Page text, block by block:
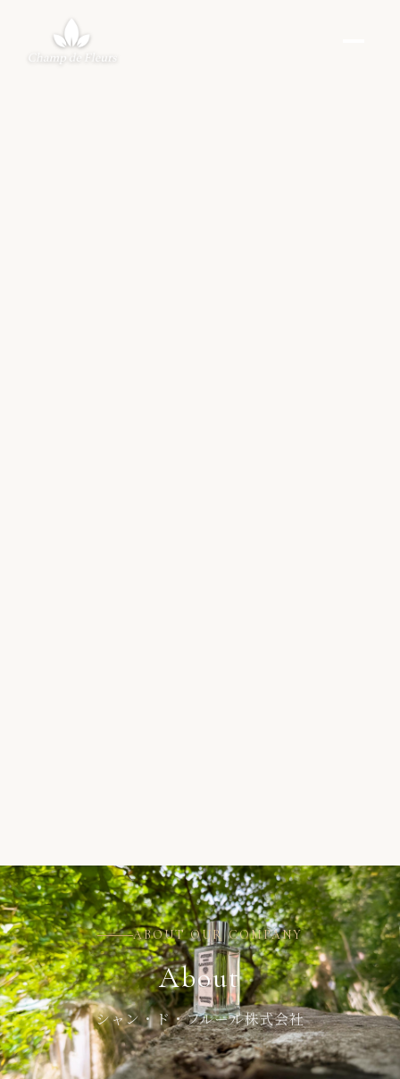
ABOUT OUR COMPANY
About
シャン・ド・フルール株式会社